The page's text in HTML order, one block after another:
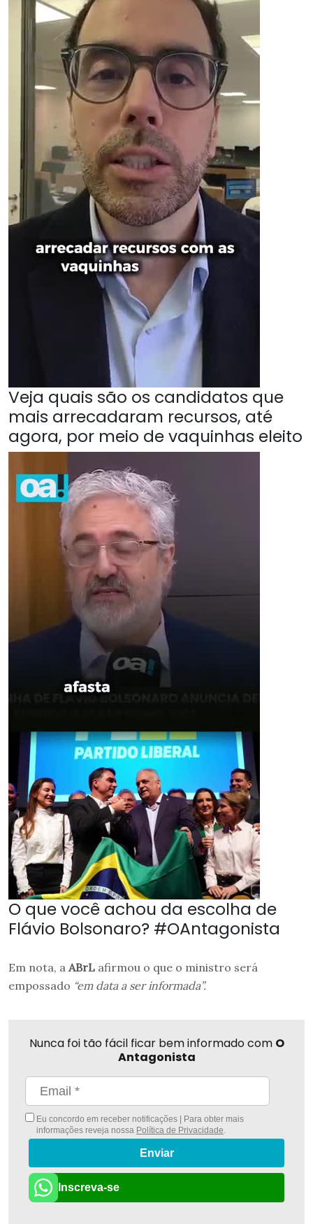
Veja quais são os candidatos que
mais arrecadaram recursos, até
agora, por meio de vaquinhas eleito
O que você achou da escolha de
Flávio Bolsonaro? #OAntagonista
Em nota, a ABrL afirmou o que o ministro será
empossado “em data a ser informada”.
Nunca foi tão fácil ficar bem informado com O
Antagonista
Eu concordo em receber notificações | Para obter mais
informações reveja nossa Política de Privacidade.
Enviar
Inscreva-se